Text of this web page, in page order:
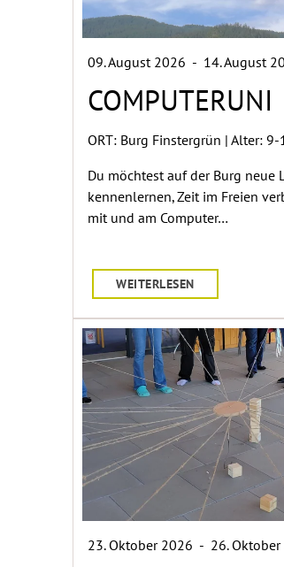
09. August 2026 - 14. August
COMPUTERUNI
ORT: Burg Finstergrün | Alter: 9-
Du möchtest auf der Burg neue
kennenlernen, Zeit im Freien
mit und am Computer…
WEITERLESEN
23. Oktober 2026 - 26.